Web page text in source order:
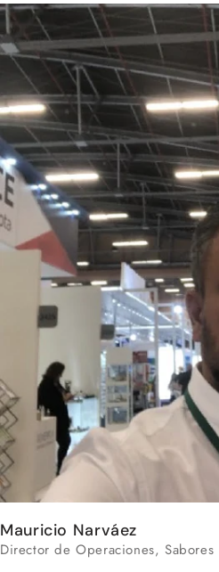
Mauricio Narváez
Director de Operaciones, Sabores